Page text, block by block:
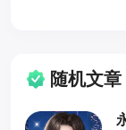
随机文章